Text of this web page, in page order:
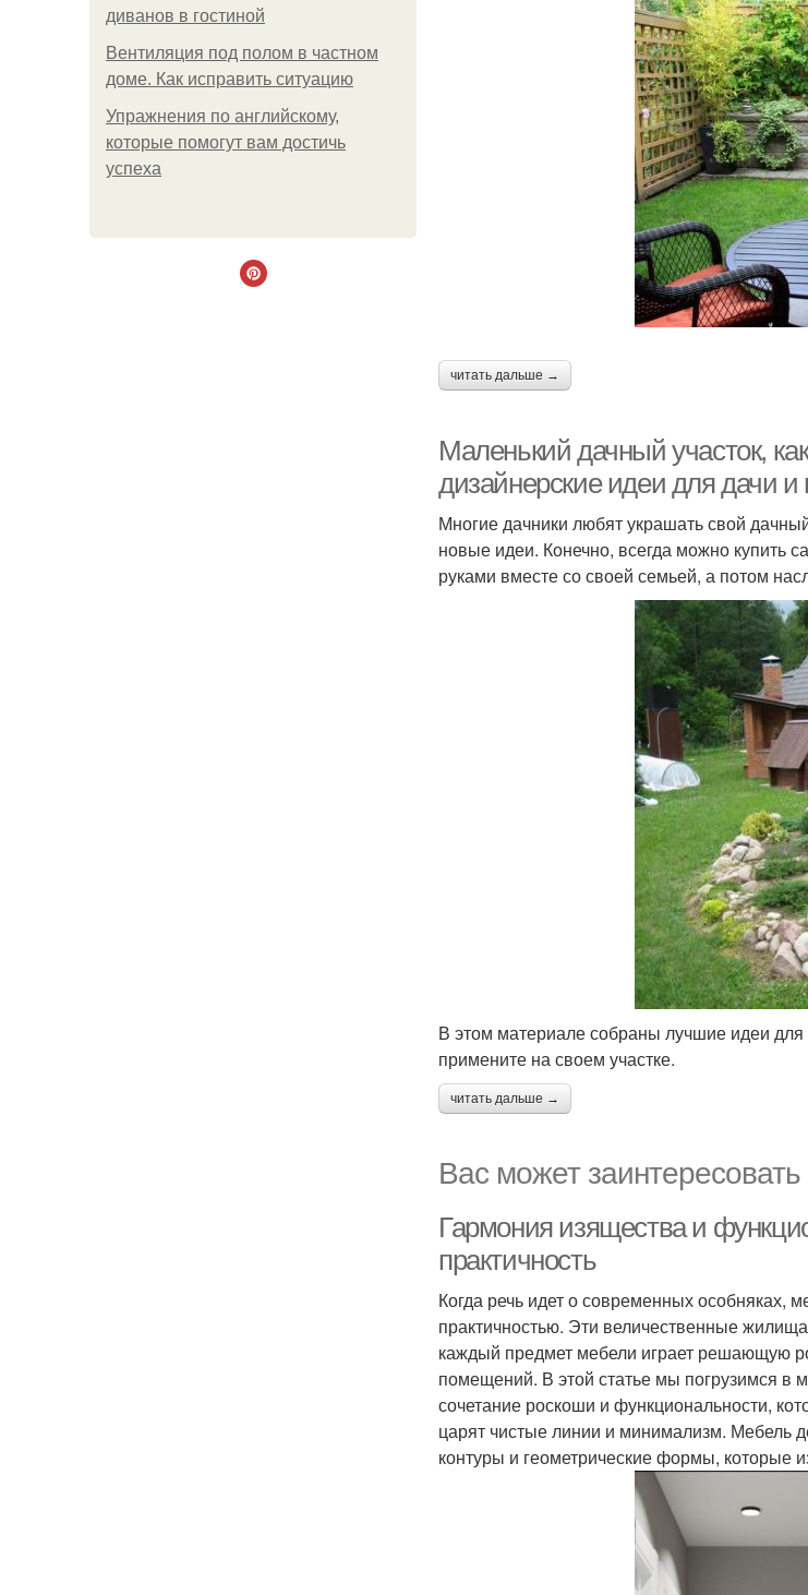
диванов в гостиной
Вентиляция под полом в частном
доме. Как исправить ситуацию
Упражнения по английскому,
которые помогут вам достичь
успеха
читать дальше →
Маленький дачный участок,
дизайнерские идеи для дачи и
Многие дачники любят украшать свой
новые идеи. Конечно, всегда можно купить
руками вместе со своей семьей, а потом
В этом материале собраны лучшие идеи
примените на своем участке.
читать дальше →
Вас может заинтересовать
Гармония изящества и
практичность
Когда речь идет о современных особняках,
практичностью. Эти величественные
каждый предмет мебели играет решающую
помещений. В этой статье мы погрузимся в
сочетание роскоши и функциональности,
царят чистые линии и минимализм. Мебель
контуры и геометрические формы, которые